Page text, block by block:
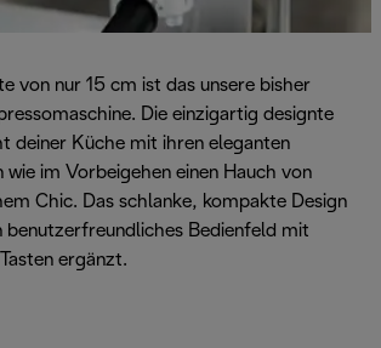
von nur 15 cm ist das unsere bisher
Die einzigartig designte
deiner Küche mit ihren eleganten
wie im Vorbeigehen einen Hauch von
Chic. Das schlanke, kompakte Design
benutzerfreundliches Bedienfeld mit
ergänzt.